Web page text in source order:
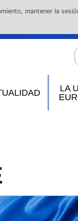
mantener la
LA
de la UE
de Estado